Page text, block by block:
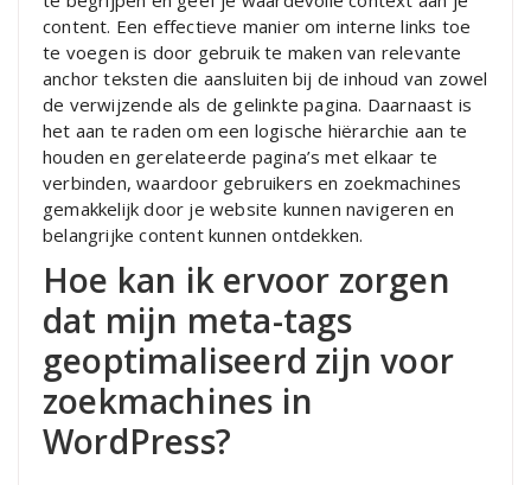
content. Een effectieve manier om interne links toe
te voegen is door gebruik te maken van relevante
anchor teksten die aansluiten bij de inhoud van zowel
de verwijzende als de gelinkte pagina. Daarnaast is
het aan te raden om een logische hiërarchie aan te
houden en gerelateerde pagina’s met elkaar te
verbinden, waardoor gebruikers en zoekmachines
gemakkelijk door je website kunnen navigeren en
belangrijke content kunnen ontdekken.
Hoe kan ik ervoor zorgen
dat mijn meta-tags
geoptimaliseerd zijn voor
zoekmachines in
WordPress?